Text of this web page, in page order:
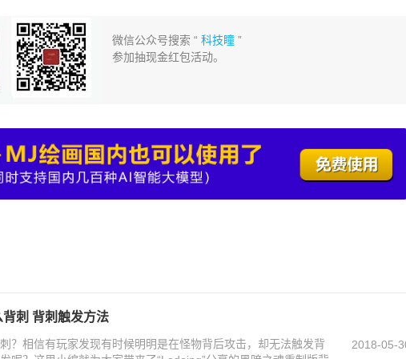
微信公众号搜索 “科技瞳 ”
参加抽现金红包活动。
刺 背刺触发方法
？相信有玩家发现有时候明明是在怪物背后攻击，却无法触发背
2018-05-